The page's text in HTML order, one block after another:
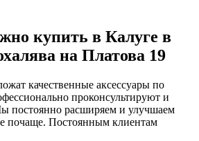
купить в Калуге в
на Платова 19
качественные аксессуары по
проконсультируют и
постоянно расширяем и улучшаем
почаще. Постоянным клиентам